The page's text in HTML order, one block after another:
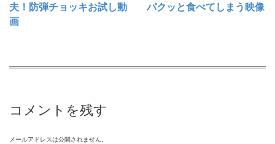
夫！防弾チョッキお試し動
画
パクッと食べてしまう映像
コメントを残す
メールアドレスは公開されません。